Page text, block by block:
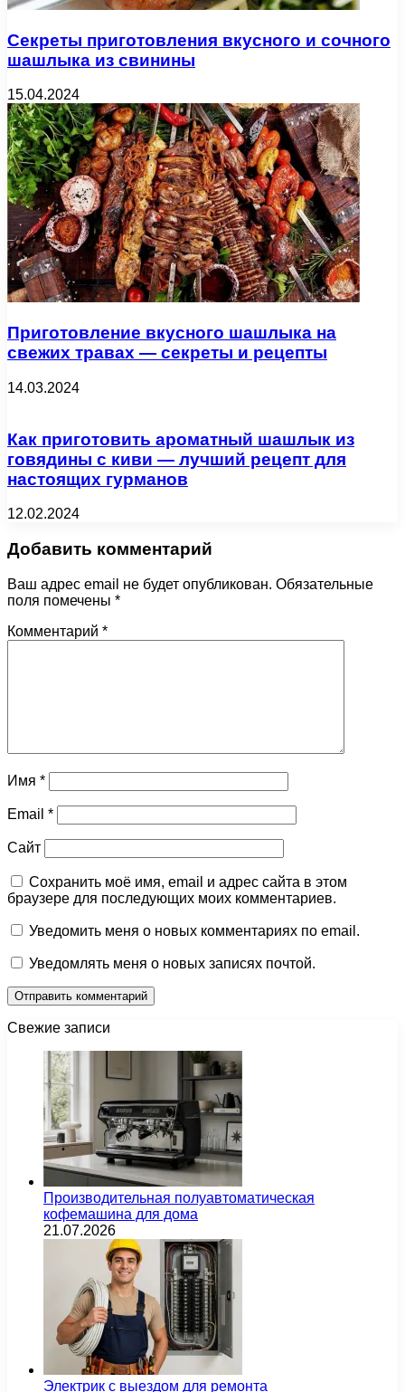
Секреты приготовления вкусного и сочного
шашлыка из свинины
15.04.2024
Приготовление вкусного шашлыка на
свежих травах — секреты и рецепты
14.03.2024
Как приготовить ароматный шашлык из
говядины с киви — лучший рецепт для
настоящих гурманов
12.02.2024
Добавить комментарий
Ваш адрес email не будет опубликован. Обязательные
поля помечены *
Комментарий *
Имя *
Email *
Сайт
Сохранить моё имя, email и адрес сайта в этом
браузере для последующих моих комментариев.
Уведомить меня о новых комментариях по email.
Уведомлять меня о новых записях почтой.
Свежие записи
Производительная полуавтоматическая
кофемашина для дома
21.07.2026
Электрик с выездом для ремонта